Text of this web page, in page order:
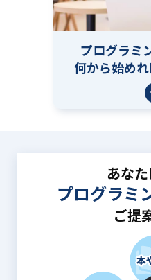
プログラミ
何から始め
あな
プログラミ
ご提